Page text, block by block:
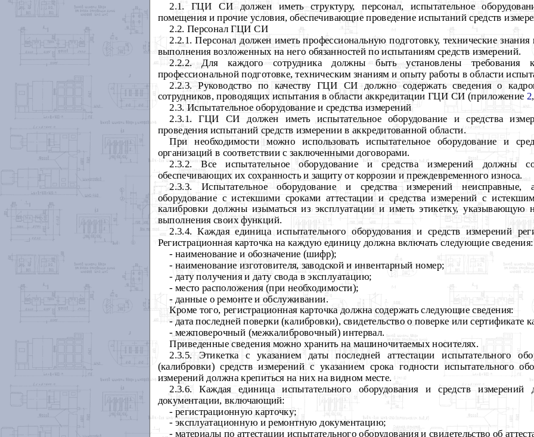
2.1. ГЦИ СИ должен иметь структуру, персонал, испытательное
помещения и прочие условия, обеспечивающие проведение испытаний средств
2.2. Персонал ГЦИ СИ
2.2.1. Персонал должен иметь профессиональную подготовку, технические
выполнения возложенных на него обязанностей по испытаниям средств измерений.
2.2.2. Для каждого сотрудника должны быть установлены требования
профессиональной подготовке, техническим знаниям и опыту работы в области
2.2.3. Руководство по качеству ГЦИ СИ должно содержать сведения о
сотрудников, проводящих испытания в области аккредитации ГЦИ СИ (приложение 2
2.3. Испытательное оборудование и средства измерений
2.3.1. ГЦИ СИ должен иметь испытательное оборудование и средства
проведения испытаний средств измерении в аккредитованной области.
При необходимости можно использовать испытательное оборудование и
организаций в соответствии с заключенными договорами.
2.3.2. Все испытательное оборудование и средства измерений должны
обеспечивающих их сохранность и защиту от коррозии и преждевременного износа.
2.3.3. Испытательное оборудование и средства измерений неисправные,
оборудование с истекшими сроками аттестации и средства измерений с
калибровки должны изыматься из эксплуатации и иметь этикетку, указывающую
выполнения своих функций.
2.3.4. Каждая единица испытательного оборудования и средств измерений
Регистрационная карточка на каждую единицу должна включать следующие сведения:
- наименование и обозначение (шифр);
- наименование изготовителя, заводской и инвентарный номер;
- дату получения и дату свода в эксплуатацию;
- место расположения (при необходимости);
- данные о ремонте и обслуживании.
Кроме того, регистрационная карточка должна содержать следующиесведения:
- дата последней поверки (калибровки), свидетельство о поверке или сертификате
- межповерочный (межкалибровочный) интервал.
Приведенные сведения можно хранить на машиночитаемых носителях.
2.3.5. Этикетка с указанием даты последней аттестации испытательного
(калибровки) средств измерений с указанием срока годности испытательного
измерений должна крепиться на них на видном месте.
2.3.6. Каждая единица испытательного оборудования и средств измерений
документации, включающий:
- регистрационную карточку;
- эксплуатационную и ремонтную документацию;
- материалы по аттестации испытательного оборудования и свидетельство об